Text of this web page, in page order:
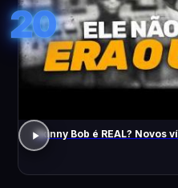
20
Skinny Bob é REAL?